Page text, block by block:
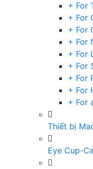
+ For
+ For
+ For
+ For
+ For
+ For
+ For
+ For
+ For
Thiết bị
Eye Cup-